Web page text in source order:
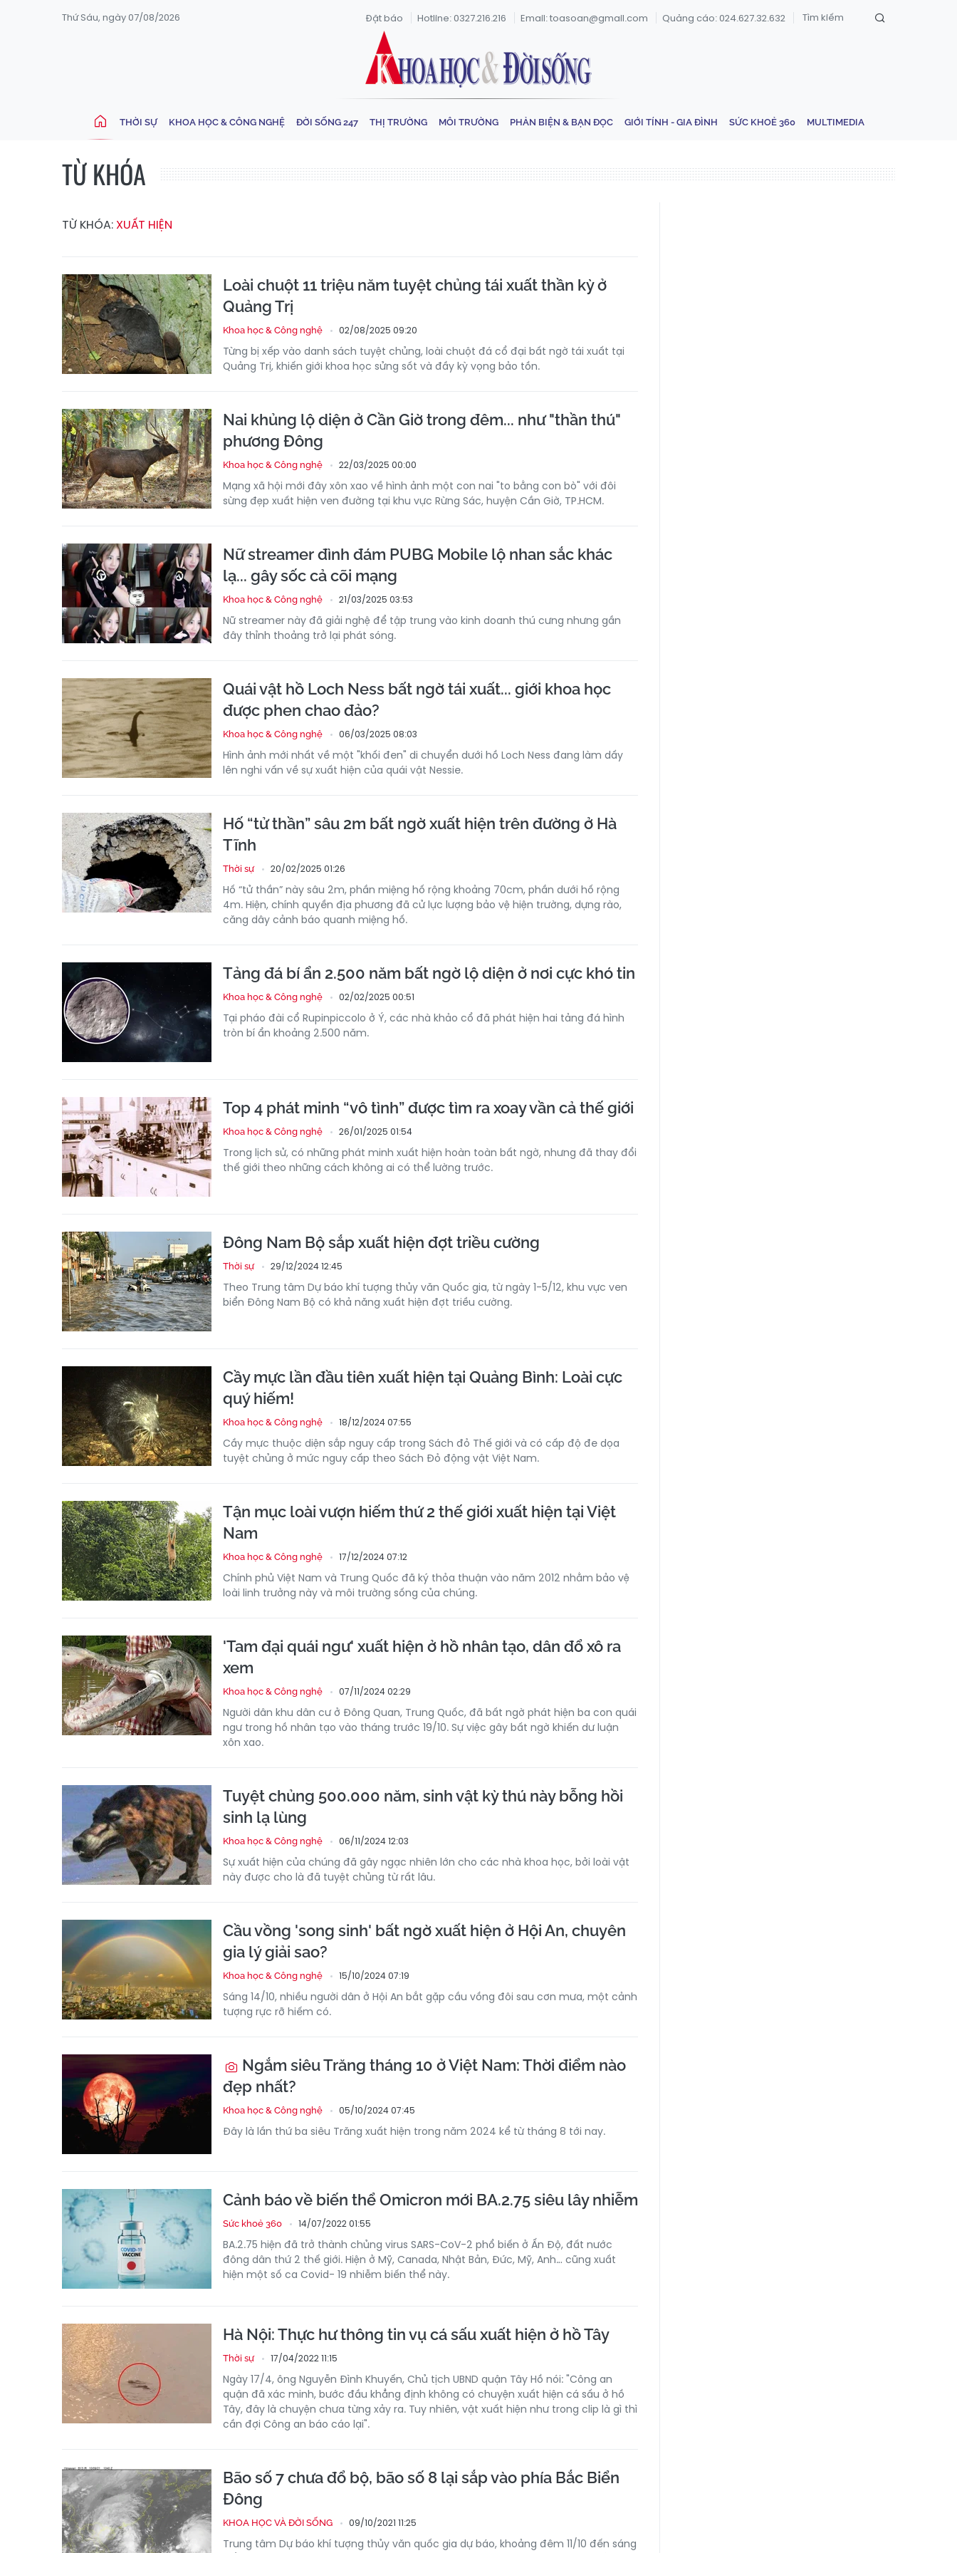
Thứ Sáu, ngày 07/08/2026 Đặt báo Hotline: 0327.216.216 Email: toasoan@gmail.com Quảng cáo: 024.627.32.632
THỜI SỰ KHOA HỌC & CÔNG NGHỆ ĐỜI SỐNG 247 THỊ TRƯỜNG MÔI TRƯỜNG PHẢN BIỆN & BẠN ĐỌC GIỚI TÍNH - GIA ĐÌNH SỨC KHOẺ 360 MULTIMEDIA
TỪ KHÓA
TỪ KHÓA: XUẤT HIỆN
Loài chuột 11 triệu năm tuyệt chủng tái xuất thần kỳ ở
Quảng Trị
Khoa học & Công nghệ 02/08/2025 09:20
Từng bị xếp vào danh sách tuyệt chủng, loài chuột đá cổ đại bất ngờ tái xuất tại
Quảng Trị, khiến giới khoa học sửng sốt và đầy kỳ vọng bảo tồn.
Nai khủng lộ diện ở Cần Giờ trong đêm... như "thần thú"
phương Đông
Khoa học & Công nghệ 22/03/2025 00:00
Mạng xã hội mới đây xôn xao về hình ảnh một con nai "to bằng con bò" với đôi
sừng đẹp xuất hiện ven đường tại khu vực Rừng Sác, huyện Cần Giờ, TP.HCM.
Nữ streamer đình đám PUBG Mobile lộ nhan sắc khác
lạ... gây sốc cả cõi mạng
Khoa học & Công nghệ 21/03/2025 03:53
Nữ streamer này đã giải nghệ để tập trung vào kinh doanh thú cưng nhưng gần
đây thỉnh thoảng trở lại phát sóng.
Quái vật hồ Loch Ness bất ngờ tái xuất... giới khoa học
được phen chao đảo?
Khoa học & Công nghệ 06/03/2025 08:03
Hình ảnh mới nhất về một "khối đen" di chuyển dưới hồ Loch Ness đang làm dấy
lên nghi vấn về sự xuất hiện của quái vật Nessie.
Hố “tử thần” sâu 2m bất ngờ xuất hiện trên đường ở Hà
Tĩnh
Thời sự 20/02/2025 01:26
Hố “tử thần” này sâu 2m, phần miệng hố rộng khoảng 70cm, phần dưới hố rộng
4m. Hiện, chính quyền địa phương đã cử lực lượng bảo vệ hiện trường, dựng rào,
căng dây cảnh báo quanh miệng hố.
Tảng đá bí ẩn 2.500 năm bất ngờ lộ diện ở nơi cực khó tin
Khoa học & Công nghệ 02/02/2025 00:51
Tại pháo đài cổ Rupinpiccolo ở Ý, các nhà khảo cổ đã phát hiện hai tảng đá hình
tròn bí ẩn khoảng 2.500 năm.
Top 4 phát minh “vô tình” được tìm ra xoay vần cả thế giới
Khoa học & Công nghệ 26/01/2025 01:54
Trong lịch sử, có những phát minh xuất hiện hoàn toàn bất ngờ, nhưng đã thay đổi
thế giới theo những cách không ai có thể lường trước.
Đông Nam Bộ sắp xuất hiện đợt triều cường
Thời sự 29/12/2024 12:45
Theo Trung tâm Dự báo khí tượng thủy văn Quốc gia, từ ngày 1-5/12, khu vực ven
biển Đông Nam Bộ có khả năng xuất hiện đợt triều cường.
Cầy mực lần đầu tiên xuất hiện tại Quảng Bình: Loài cực
quý hiếm!
Khoa học & Công nghệ 18/12/2024 07:55
Cầy mực thuộc diện sắp nguy cấp trong Sách đỏ Thế giới và có cấp độ đe dọa
tuyệt chủng ở mức nguy cấp theo Sách Đỏ động vật Việt Nam.
Tận mục loài vượn hiếm thứ 2 thế giới xuất hiện tại Việt
Nam
Khoa học & Công nghệ 17/12/2024 07:12
Chính phủ Việt Nam và Trung Quốc đã ký thỏa thuận vào năm 2012 nhằm bảo vệ
loài linh trưởng này và môi trường sống của chúng.
'Tam đại quái ngư' xuất hiện ở hồ nhân tạo, dân đổ xô ra
xem
Khoa học & Công nghệ 07/11/2024 02:29
Người dân khu dân cư ở Đông Quan, Trung Quốc, đã bất ngờ phát hiện ba con quái
ngư trong hồ nhân tạo vào tháng trước 19/10. Sự việc gây bất ngờ khiến dư luận
xôn xao.
Tuyệt chủng 500.000 năm, sinh vật kỳ thú này bỗng hồi
sinh lạ lùng
Khoa học & Công nghệ 06/11/2024 12:03
Sự xuất hiện của chúng đã gây ngạc nhiên lớn cho các nhà khoa học, bởi loài vật
này được cho là đã tuyệt chủng từ rất lâu.
Cầu vồng 'song sinh' bất ngờ xuất hiện ở Hội An, chuyên
gia lý giải sao?
Khoa học & Công nghệ 15/10/2024 07:19
Sáng 14/10, nhiều người dân ở Hội An bắt gặp cầu vồng đôi sau cơn mưa, một cảnh
tượng rực rỡ hiếm có.
Ngắm siêu Trăng tháng 10 ở Việt Nam: Thời điểm nào
đẹp nhất?
Khoa học & Công nghệ 05/10/2024 07:45
Đây là lần thứ ba siêu Trăng xuất hiện trong năm 2024 kể từ tháng 8 tới nay.
Cảnh báo về biến thể Omicron mới BA.2.75 siêu lây nhiễm
Sức khoẻ 360 14/07/2022 01:55
BA.2.75 hiện đã trở thành chủng virus SARS-CoV-2 phổ biến ở Ấn Độ, đất nước
đông dân thứ 2 thế giới. Hiện ở Mỹ, Canada, Nhật Bản, Đức, Mỹ, Anh… cũng xuất
hiện một số ca Covid- 19 nhiễm biến thể này.
Hà Nội: Thực hư thông tin vụ cá sấu xuất hiện ở hồ Tây
Thời sự 17/04/2022 11:15
Ngày 17/4, ông Nguyễn Đình Khuyến, Chủ tịch UBND quận Tây Hồ nói: "Công an
quận đã xác minh, bước đầu khẳng định không có chuyện xuất hiện cá sấu ở hồ
Tây, đây là chuyện chưa từng xảy ra. Tuy nhiên, vật xuất hiện như trong clip là gì thì
cần đợi Công an báo cáo lại".
Bão số 7 chưa đổ bộ, bão số 8 lại sắp vào phía Bắc Biển
Đông
KHOA HỌC VÀ ĐỜI SỐNG 09/10/2021 11:25
Trung tâm Dự báo khí tượng thủy văn quốc gia dự báo, khoảng đêm 11/10 đến sáng